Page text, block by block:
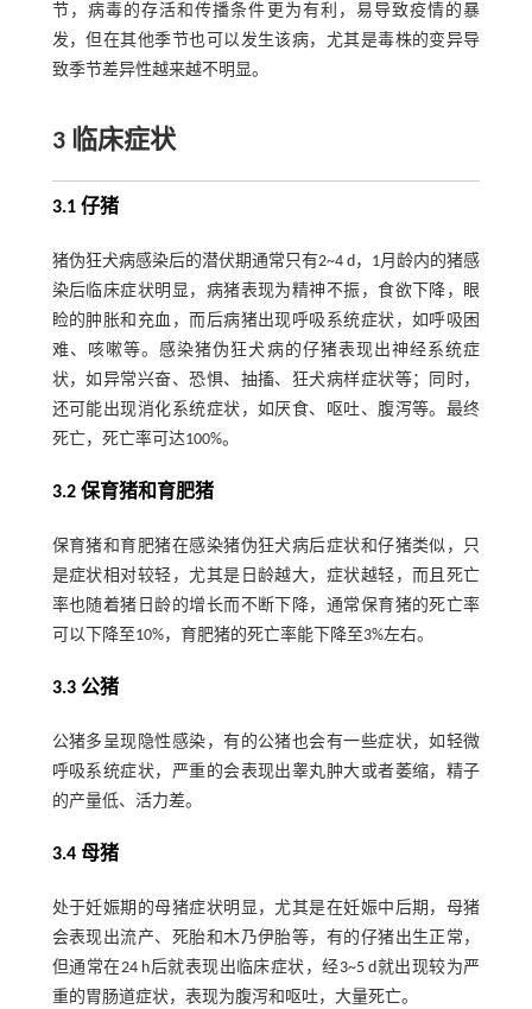
节，病毒的存活和传播条件更为有利，易导致疫情的暴
发，但在其他季节也可以发生该病，尤其是毒株的变异导
致季节差异性越来越不明显。
3 临床症状
3.1 仔猪
猪伪狂犬病感染后的潜伏期通常只有2~4 d，1月龄内的猪感
染后临床症状明显，病猪表现为精神不振，食欲下降，眼
睑的肿胀和充血，而后病猪出现呼吸系统症状，如呼吸困
难、咳嗽等。感染猪伪狂犬病的仔猪表现出神经系统症
状，如异常兴奋、恐惧、抽搐、狂犬病样症状等；同时，
还可能出现消化系统症状，如厌食、呕吐、腹泻等。最终
死亡，死亡率可达100%。
3.2 保育猪和育肥猪
保育猪和育肥猪在感染猪伪狂犬病后症状和仔猪类似，只
是症状相对较轻，尤其是日龄越大，症状越轻，而且死亡
率也随着猪日龄的增长而不断下降，通常保育猪的死亡率
可以下降至10%，育肥猪的死亡率能下降至3%左右。
3.3 公猪
公猪多呈现隐性感染，有的公猪也会有一些症状，如轻微
呼吸系统症状，严重的会表现出睾丸肿大或者萎缩，精子
的产量低、活力差。
3.4 母猪
处于妊娠期的母猪症状明显，尤其是在妊娠中后期，母猪
会表现出流产、死胎和木乃伊胎等，有的仔猪出生正常，
但通常在24 h后就表现出临床症状，经3~5 d就出现较为严
重的胃肠道症状，表现为腹泻和呕吐，大量死亡。